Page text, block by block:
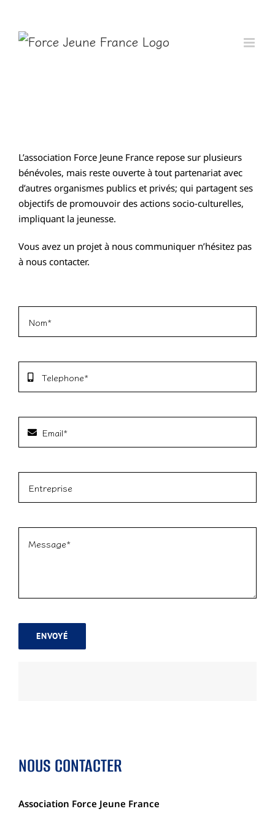
contenu
L’association Force Jeune France repose sur plusieurs
bénévoles, mais reste ouverte à tout partenariat avec
d’autres organismes publics et privés; qui partagent ses
objectifs de promouvoir des actions socio-culturelles,
impliquant la jeunesse.
Vous avez un projet à nous communiquer n’hésitez pas
à nous contacter.
ENVOYÉ
NOUS CONTACTER
Association Force Jeune France